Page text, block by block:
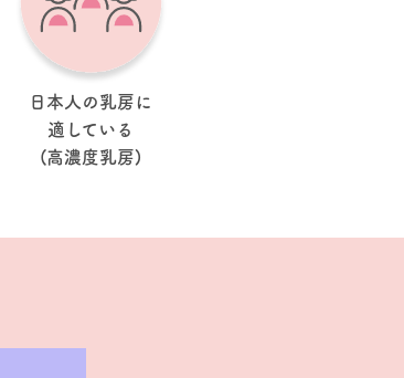
日本人の乳房に
適している
(高濃度乳房)